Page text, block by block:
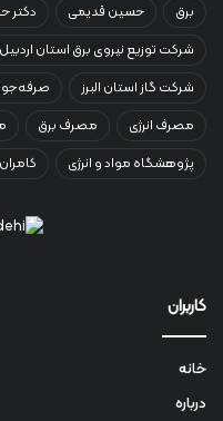
برق حسین قدیمی دکتر
شرکت توزیع نیروی برق استان اردبیل
شرکت گاز استان البرز
مصرف انرژی
مصرف برق
پژوهشگاه مواد و انرژی
کاربران
خانه
درباره